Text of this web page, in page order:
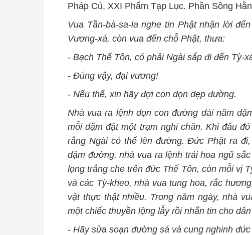
Pháp Cú, XXI Phẩm Tạp Lục. Phần Sông
Vua Tần-bà-sa-la nghe tin Phật nhận lời
Vương-xá, còn vua đến chỗ Phật, thưa:
- Bạch Thế Tôn, có phải Ngài sắp đi đến Tỳ-
- Ðúng vậy, đại vương!
- Nếu thế, xin hãy đợi con dọn dẹp đường.
Nhà vua ra lệnh dọn con đường dài năm
mỗi dặm đặt một trạm nghỉ chân. Khi đâu
rằng Ngài có thể lên đường. Ðức Phật ra
dặm đường, nhà vua ra lệnh trải hoa ngũ
lọng trắng che trên đức Thế Tôn, còn mỗi vị
và các Tỳ-kheo, nhà vua tung hoa, rắc
vật thực thật nhiều. Trong năm ngày, nhà
một chiếc thuyền lộng lẫy rồi nhắn tin cho
- Hãy sửa soạn đường sá và cung nghinh đức